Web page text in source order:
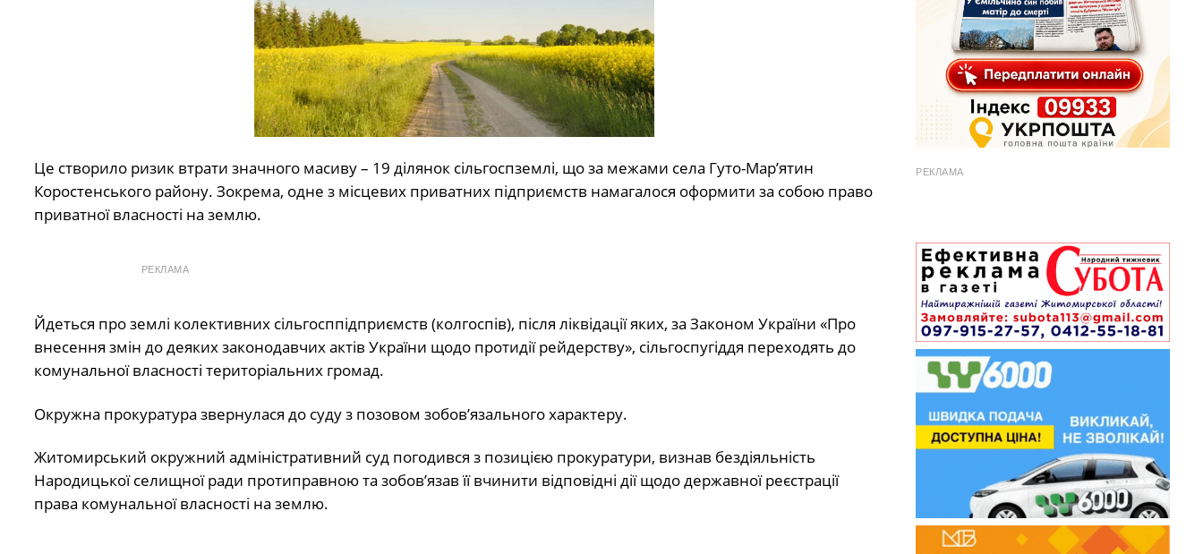
Це створило ризик втрати значного масиву – 19 ділянок сільгоспземлі, що за межами села Гуто-Мар’ятин
Коростенського району. Зокрема, одне з місцевих приватних підприємств намагалося оформити за собою право
приватної власності на землю.
РЕКЛАМА
Йдеться про землі колективних сільгосппідприємств (колгоспів), після ліквідації яких, за Законом України «Про
внесення змін до деяких законодавчих актів України щодо протидії рейдерству», сільгоспугіддя переходять до
комунальної власності територіальних громад.
Окружна прокуратура звернулася до суду з позовом зобов’язального характеру.
Житомирський окружний адміністративний суд погодився з позицією прокуратури, визнав бездіяльність
Народицької селищної ради протиправною та зобов’язав її вчинити відповідні дії щодо державної реєстрації
права комунальної власності на землю.
РЕКЛАМА